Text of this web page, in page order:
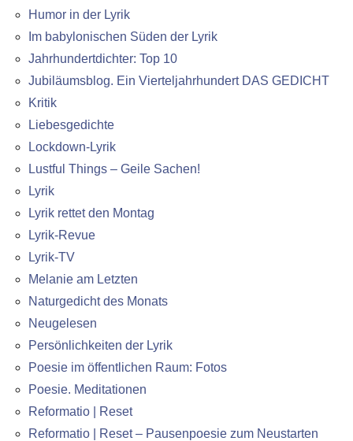
Humor in der Lyrik
Im babylonischen Süden der Lyrik
Jahrhundertdichter: Top 10
Jubiläumsblog. Ein Vierteljahrhundert DAS GEDICHT
Kritik
Liebesgedichte
Lockdown-Lyrik
Lustful Things – Geile Sachen!
Lyrik
Lyrik rettet den Montag
Lyrik-Revue
Lyrik-TV
Melanie am Letzten
Naturgedicht des Monats
Neugelesen
Persönlichkeiten der Lyrik
Poesie im öffentlichen Raum: Fotos
Poesie. Meditationen
Reformatio | Reset
Reformatio | Reset – Pausenpoesie zum Neustarten